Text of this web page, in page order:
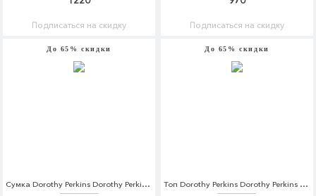
Подписаться на скидку Подписаться на скидку
До 65% скидки
Сумка Dorothy Perkins Dorothy Perkins DO005BWBVPM4
До 65% скидки
Топ Dorothy Perkins Dorothy Perkins DO005EWBVPP0